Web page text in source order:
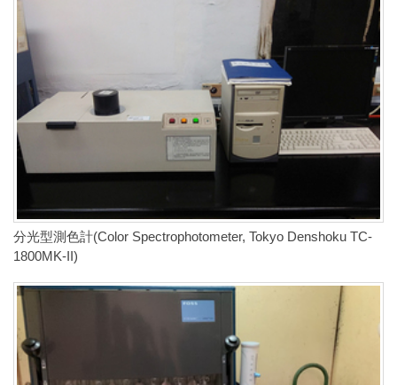
分光型測色計(Color Spectrophotometer, Tokyo Denshoku TC-
1800MK-II)